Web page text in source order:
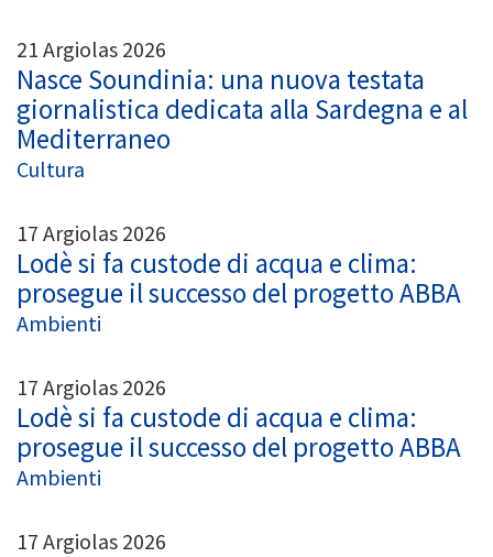
21 Argiolas 2026
Nasce Soundinia: una nuova testata
giornalistica dedicata alla Sardegna e al
Mediterraneo
Cultura
17 Argiolas 2026
Lodè si fa custode di acqua e clima:
prosegue il successo del progetto ABBA
Ambienti
17 Argiolas 2026
Lodè si fa custode di acqua e clima:
prosegue il successo del progetto ABBA
Ambienti
17 Argiolas 2026